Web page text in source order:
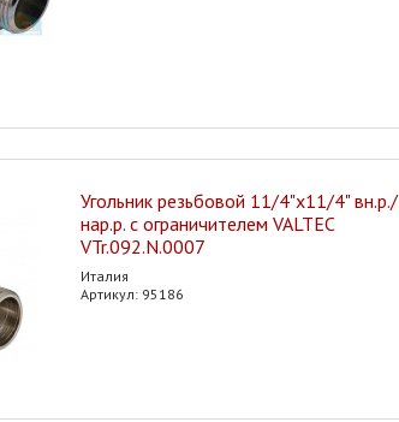
Угольник резьбовой 11/4"х11/4" вн.р./
нар.р. с ограничителем VALTEC
VTr.092.N.0007
Италия
Артикул: 95186